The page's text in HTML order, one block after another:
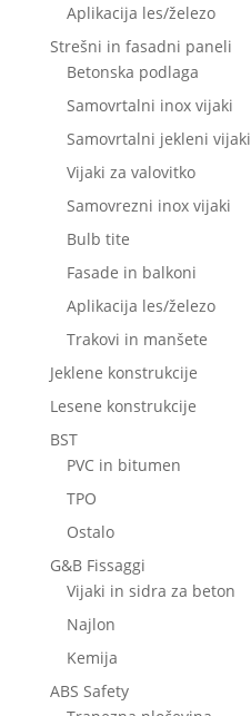
Aplikacija les/železo
Strešni in fasadni paneli
Betonska podlaga
Samovrtalni inox vijaki
Samovrtalni jekleni vijaki
Vijaki za valovitko
Samovrezni inox vijaki
Bulb tite
Fasade in balkoni
Aplikacija les/železo
Trakovi in manšete
Jeklene konstrukcije
Lesene konstrukcije
BST
PVC in bitumen
TPO
Ostalo
G&B Fissaggi
Vijaki in sidra za beton
Najlon
Kemija
ABS Safety